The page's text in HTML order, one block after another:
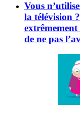
Vous
la télévision
de ne pas